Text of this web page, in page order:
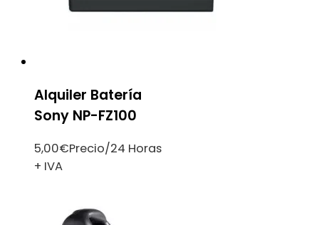
Alquiler Batería
Sony NP-FZ100
5,00€Precio/24 Horas
+ IVA